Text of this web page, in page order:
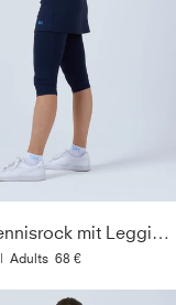
2-in-1 Tennisrock mit Leggings / Skapri, navy blau
| Adults 68 €